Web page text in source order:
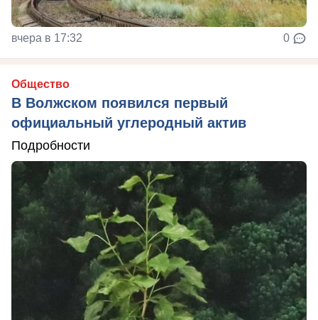
вчера в 17:32 0
Общество
В Волжском появился первый
официальный углеродный актив
Подробности